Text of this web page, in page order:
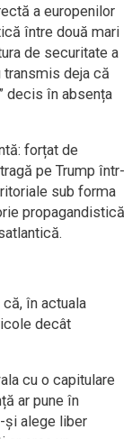
a europenilor
între două mari
de securitate a
transmis deja că
decis în absența
forțat de
pe Trump într-
sub forma
propagandistică
în actuala
decât
cu o capitulare
ar pune în
și alege liber